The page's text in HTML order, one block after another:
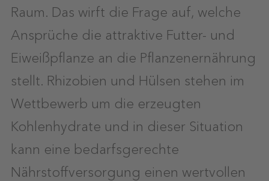
Raum. Das wirft die Frage auf, welche
Ansprüche die attraktive Futter- und
Eiweißpflanze an die Pflanzenernährung
stellt. Rhizobien und Hülsen stehen im
Wettbewerb um die erzeugten
Kohlenhydrate und in dieser Situation
kann eine bedarfsgerechte
Nährstoffversorgung einen wertvollen